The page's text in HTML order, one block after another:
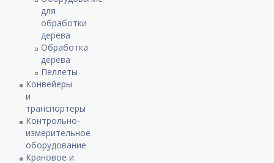
для
обработки
дерева
Обработка
дерева
Пеллеты
Конвейеры
и
транспортеры
Контрольно-
измерительное
оборудование
Крановое и